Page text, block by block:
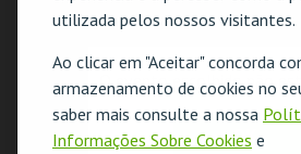
utilizada pelos nossos visitantes.
Ao clicar em "Aceitar" concorda
armazenamento de cookies no
saber mais consulte a nossa
Informações Sobre Cookies e
O evento escolhido não
OK